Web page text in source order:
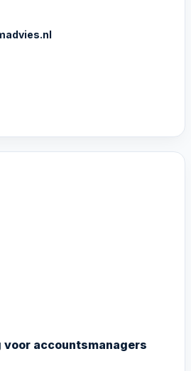
accountsmanagers